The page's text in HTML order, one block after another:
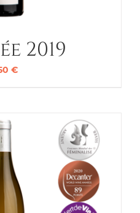
2019
€